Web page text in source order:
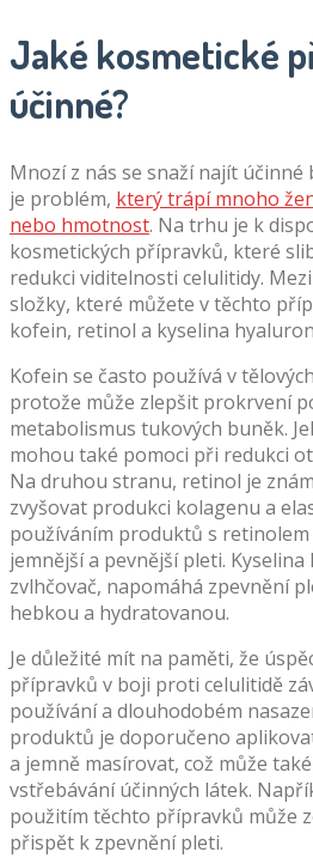
Jaké kosmetické
účinné?
Mnozí z nás se snaží najít
je problém, který trápí mnoho
nebo hmotnost. Na trhu je k
kosmetických přípravků, které
redukci viditelnosti celulitidy.
složky, které můžete v těchto
kofein, retinol a kyselina
Kofein se často používá v
protože může zlepšit prokrvení
metabolismus tukových buněk.
mohou také pomoci při redukci
Na druhou stranu, retinol je
zvyšovat produkci kolagenu a
používáním produktů s
jemnější a pevnější pleti.
zvlhčovač, napomáhá zpevnění
hebkou a hydratovanou.
Je důležité mít na paměti, že
přípravků v boji proti celulitidě
používání a dlouhodobém
produktů je doporučeno
a jemně masírovat, což může
vstřebávání účinných látek.
použitím těchto přípravků může
přispět k zpevnění pleti.